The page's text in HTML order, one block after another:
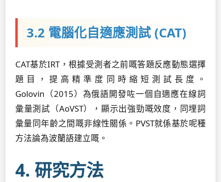
3.2 電腦化自適應測試 (CAT)
CAT基於IRT，根據受測者之前嘅答題反應動態選擇
題目，提高精準度同時縮短測試長度。
Golovin（2015）為俄語開發咗一個自適應在線詞
彙量測試（AoVST），顯示出強勁嘅效度，同埋詞
彙量同年齡之間嘅非線性關係。PVST就係基於呢種
方法論為波蘭語建立嘅。
4. 研究方法